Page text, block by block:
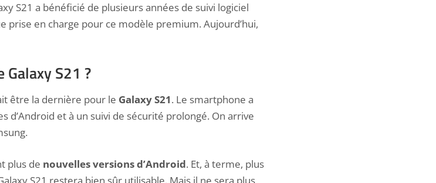
S21 a bénéficié de plusieurs années de suivi logiciel
prise en charge pour ce modèle premium. Aujourd’hui,
S21 ?
être la dernière pour le Galaxy S21. Le smartphone a
d’Android et à un suivi de sécurité prolongé. On arrive
plus de nouvelles versions d’Android. Et, à terme, plus
S21 restera bien sûr utilisable. Mais il ne sera plus